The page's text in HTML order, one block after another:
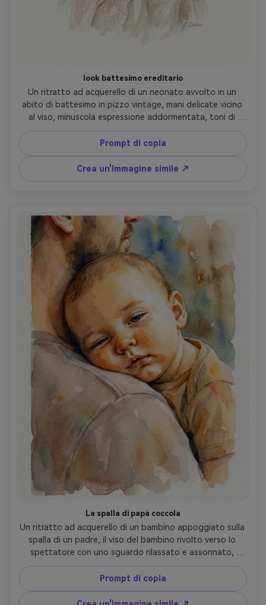
look battesimo ereditario
Un ritratto ad acquerello di un neonato avvolto in un
abito di battesimo in pizzo vintage, mani delicate vicino
al viso, minuscola espressione addormentata, toni di
avorio e rosso attenuati, lavaggio di sfondo minimo,
pennello fine per i dettagli di pizzo, grana di carta ad
acquerello strutturata, vignetta morbida, sensazione
intramontabile di cimitero di famiglia, obiettivo da 85 mm,
profondità di campo bassa, illuminazione cinematografica
Prompt di copia
Crea un'immagine simile ↗
La spalla di papà coccola
Un ritratto ad acquerello di un bambino appoggiato sulla
spalla di un padre, il viso del bambino rivolto verso lo
spettatore con uno sguardo rilassato e assonnato,
padre in una morbida camicia neutra, toni della pelle caldi,
ombra delicata sotto la guancia, sfondo suggerito con
lavaggi sciolti, umore emotivo tenero, texture di carta
fatta a mano e granulazione del pigmento leggero,
Prompt di copia